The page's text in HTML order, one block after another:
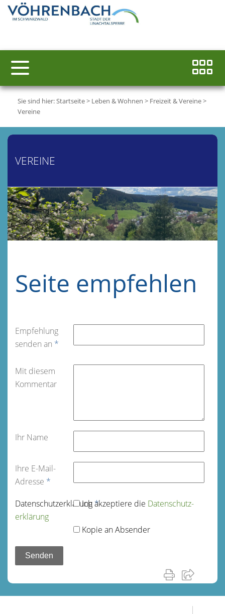
Sie sind hier:Startseite> Leben & Wohnen > Freizeit & Vereine>
Vereine
VEREINE
Seite empfehlen
Empfehlung
senden an *
Mit diesem
Kommentar
Ihr Name
Ihre E-Mail-
Adresse *
Datenschutz­erklärung*
Ich akzeptiere die Datenschutz­
erklärung
Kopie an Absender